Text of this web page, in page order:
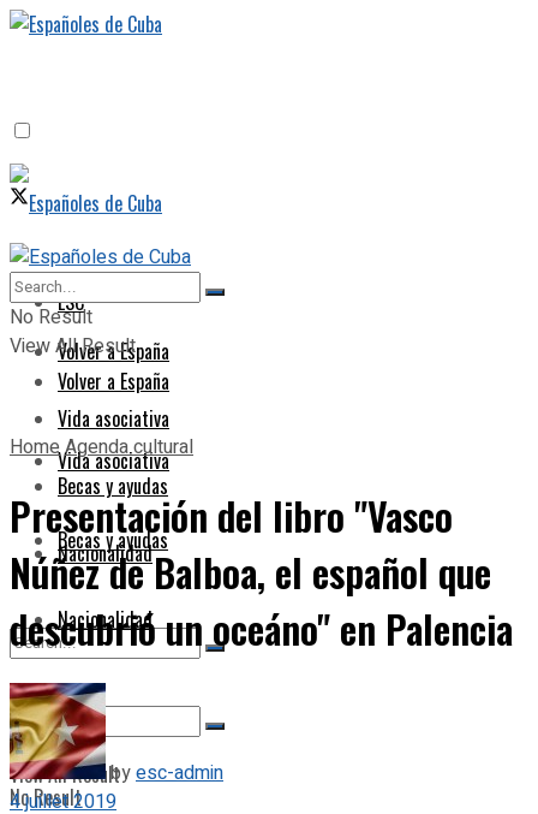
ESC
Volver a España
Vida asociativa
Becas y ayudas
Nacionalidad
No Result
View All Result
ESC
Volver a España
Vida asociativa
Becas y ayudas
Nacionalidad
No Result
No Result
View All Result
HomeAgenda cultural
Presentación del libro "Vasco
Núñez de Balboa, el español que
descubrió un oceáno" en Palencia
byesc-admin
4 juillet 2019